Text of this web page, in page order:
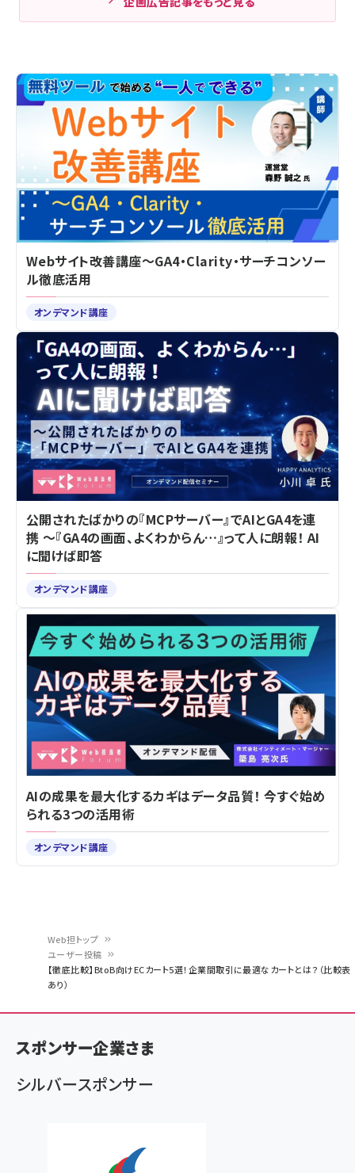
く
ず
Web担トップ
ユーザー投稿
【徹底比較】BtoB向けECカート5選！企業間取引に最適なカートとは？（比較表
あり）
Webサイト改善講座～GA4・Clarity・サーチコンソー
ル徹底活用
オンデマンド講座
公開されたばかりの『MCPサーバー』でAIとGA4を連
携 ～『GA4の画面、よくわからん…』って人に朗報！ AI
に聞けば即答
オンデマンド講座
AIの成果を最大化するカギはデータ品質！ 今すぐ始め
られる3つの活用術
オンデマンド講座
スポンサー企業さま
シルバースポンサー